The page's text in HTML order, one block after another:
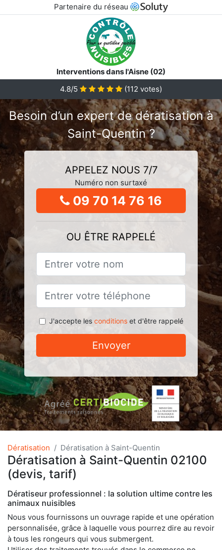
Partenaire du réseau
Interventions dans l'Aisne (02)
4.8/5
(112 votes)
Besoin d’un expert de dératisation à
Saint-Quentin ?
APPELEZ NOUS 7/7
Numéro non surtaxé
09 70 14 76 16
OU ÊTRE RAPPELÉ
J'accepte les conditionset d'être rappelé
Envoyer
Dératisation Dératisation à Saint-Quentin
Dératisation à Saint-Quentin 02100
(devis, tarif)
Dératiseur professionnel : la solution ultime contre les
animaux nuisibles
Nous vous fournissons un ouvrage rapide et une opération
personnalisée, grâce à laquelle vous pourrez dire au revoir
à tous les rongeurs qui vous submergent.